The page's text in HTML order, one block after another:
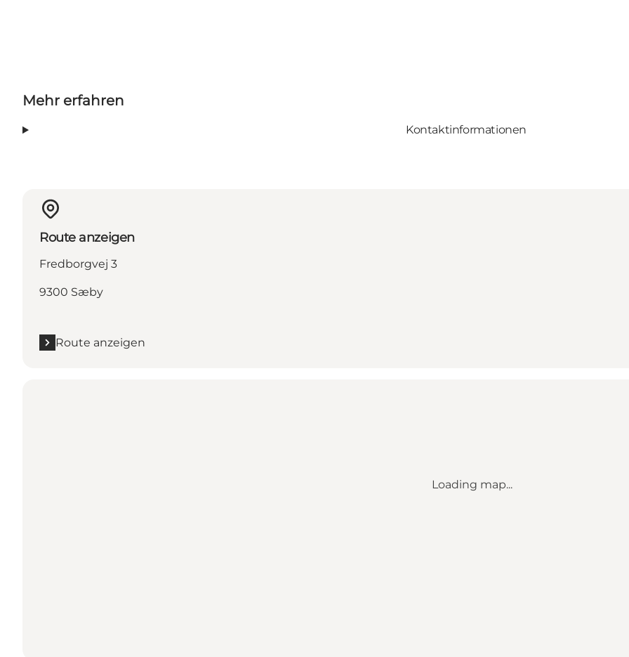
Mehr erfahren
Kontaktinformationen
Route anzeigen
Fredborgvej 3
9300 Sæby
Route anzeigen
Loading map...